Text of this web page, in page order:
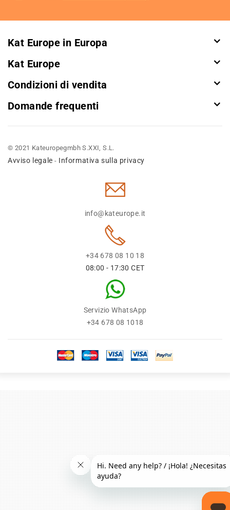
Kat Europe in Europa
Kat Europe
Condizioni di vendita
Domande frequenti
© 2021 Kateuropegmbh S.XXI, S.L.
Avviso legale - Informativa sulla privacy
info@kateurope.it
+34 678 08 10 18
08:00 - 17:30 CET
Servizio WhatsApp
+34 678 08 1018